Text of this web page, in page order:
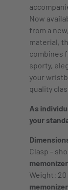
Now
from a
material,
combines
sporty,
your
quality
As
your
Clasp –
Weight: 20